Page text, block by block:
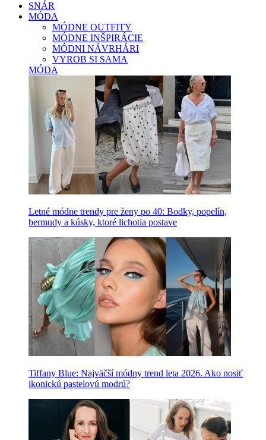
SNÁR
MÓDA
MÓDNE OUTFITY
MÓDNE INŠPIRÁCIE
MÓDNI NÁVRHÁRI
VYROB SI SAMA
MÓDA
Letné módne trendy pre ženy po 40: Bodky, popelín,
bermudy a kúsky, ktoré lichotia postave
Tiffany Blue: Najväčší módny trend leta 2026. Ako nosiť
ikonickú pastelovú modrú?